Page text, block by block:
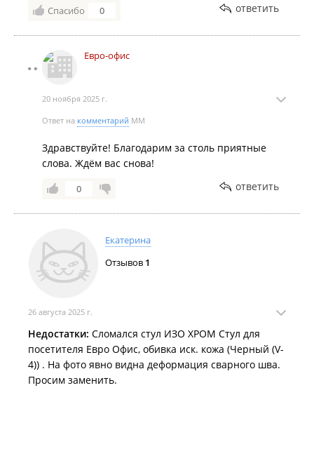
Особенно приятно, что мне предложили
значительно упростило выбор. Рекомендую эту
компанию всем, кто ищет качественную офисную
мебель! Обязательно обращусь снова.
Спасибо 0 ответить
Евро-офис
20 ноября 2025 г.
Ответ на комментарий MM
Здравствуйте! Благодарим за столь приятные
слова. Ждём вас снова!
0 ответить
Екатерина
Отзывов 1
26 августа 2025 г.
Недостатки: Сломался стул ИЗО ХРОМ Стул для
посетителя Евро Офис, обивка иск. кожа (Черный (V-
4)) . На фото явно видна деформация сварного шва.
Просим заменить.